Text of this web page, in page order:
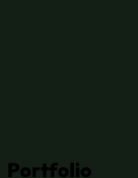
Portfolio